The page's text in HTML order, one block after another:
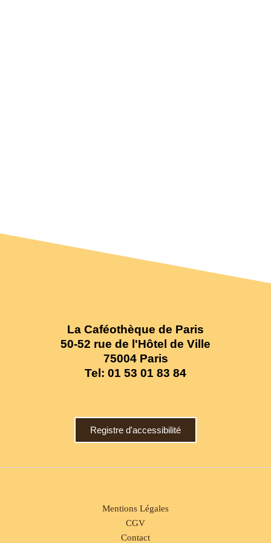
La Caféothèque de Paris
50-52 rue de l'Hôtel de Ville
75004 Paris
Tel: 01 53 01 83 84
Registre d'accessibilité
Mentions Légales
CGV
Contact